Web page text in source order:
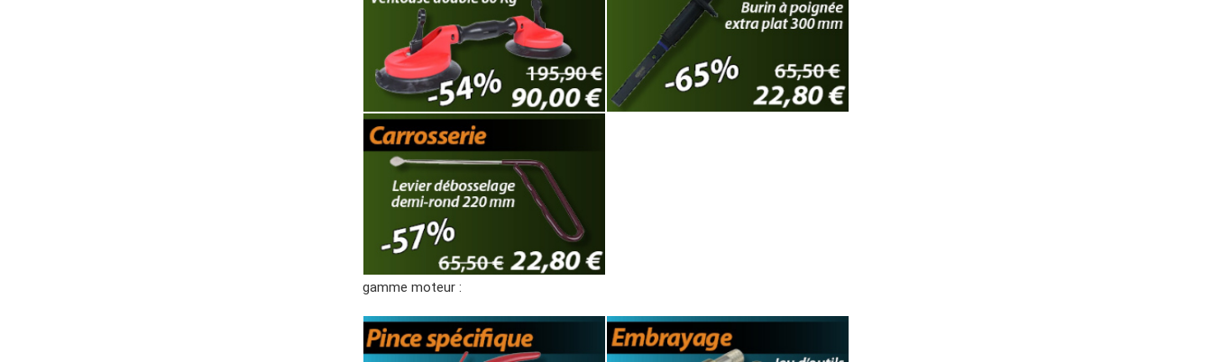
gamme moteur :